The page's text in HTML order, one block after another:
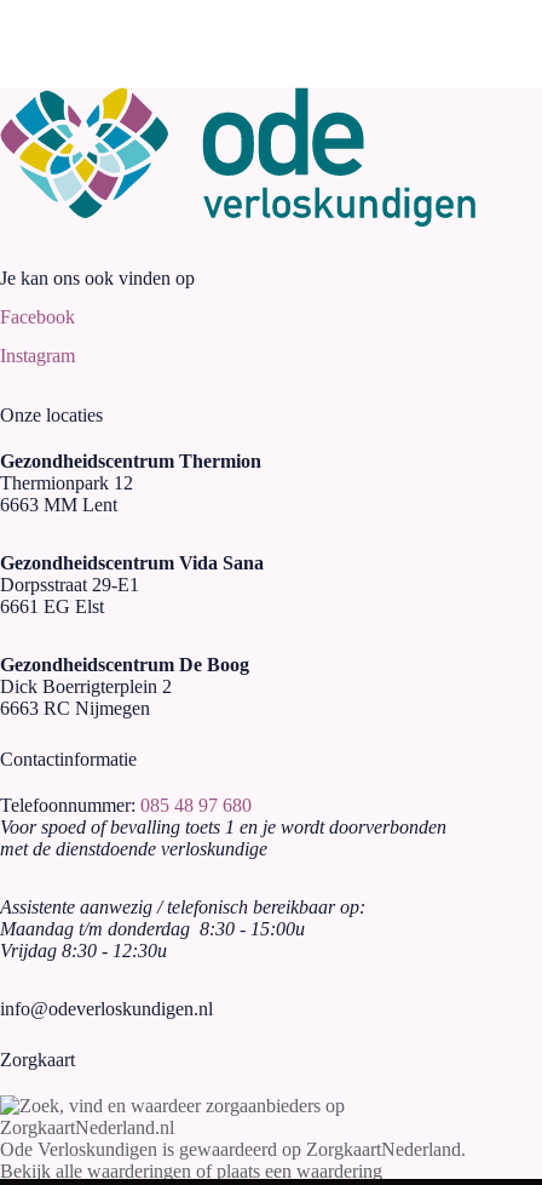
Je kan ons ook vinden op
Facebook
Instagram
Onze locaties
Gezondheidscentrum Thermion
Thermionpark 12
6663 MM Lent
Gezondheidscentrum Vida Sana
Dorpsstraat 29-E1
6661 EG Elst
Gezondheidscentrum De Boog
Dick Boerrigterplein 2
6663 RC Nijmegen
Contactinformatie
Telefoonnummer: 085 48 97 680
Voor spoed of bevalling toets 1 en je wordt doorverbonden
met de dienstdoende verloskundige
Assistente aanwezig / telefonisch bereikbaar op:
Maandag t/m donderdag 8:30 - 15:00u
Vrijdag 8:30 - 12:30u
info@odeverloskundigen.nl
Zorgkaart
Ode Verloskundigen is gewaardeerd op ZorgkaartNederland.
Bekijk alle waarderingen ofplaats een waardering